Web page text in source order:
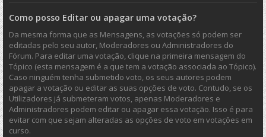
Como posso Editar ou apagar uma votação?
Da mesma forma que as Mensagens, as votações só podem ser
editadas pelo seu autor, Moderadores ou Administradores do
Fórum. Para editar uma votação, clique na primeira mensagem do
Tópico (esta mensagem é a que tem a votação associada ao Tópico).
Caso ninguém tenha submetido voto, os seus autores podem
apagar a votação ou editar as suas opções de voto. Contudo, se os
Utilizadores já submeteram votos, apenas Moderadores e
Administradores podem editar ou apagar essa votação. Isso é para
evitar com que sejam alteradas as opções de voto em votações em
curso.